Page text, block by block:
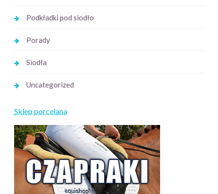
Podkładki pod siodło
Porady
Siodła
Uncategorized
Sklep porcelana